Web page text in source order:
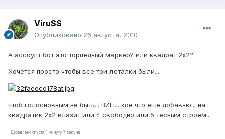
ViruSS
Опубликовано 26 августа, 2010
А ассоулт бот это торпедный маркер? или квадрат 2х2?
Хочется просто чтобы все три леталки были....
чтоб голосновным не быть... ВИП... кое что еще добавню... на
квадратик 2х2 влазит или 4 свободно или 5 тесным строем...
[ Добавлено спустя 1 минуту 7 секунд ]